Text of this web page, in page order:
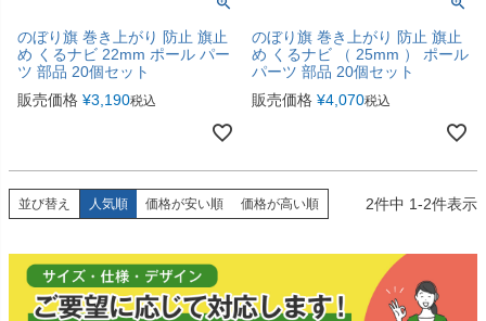
のぼり旗 巻き上がり 防止 旗止
め くるナビ 22mm ポール パー
ツ 部品 20個セット
販売価格 ¥3,190税込
のぼり旗 巻き上がり 防止 旗止
め くるナビ （ 25mm ） ポール
パーツ 部品 20個セット
販売価格 ¥4,070税込
並び替え 人気順 価格が安い順 価格が高い順 2件中 1-2件表示